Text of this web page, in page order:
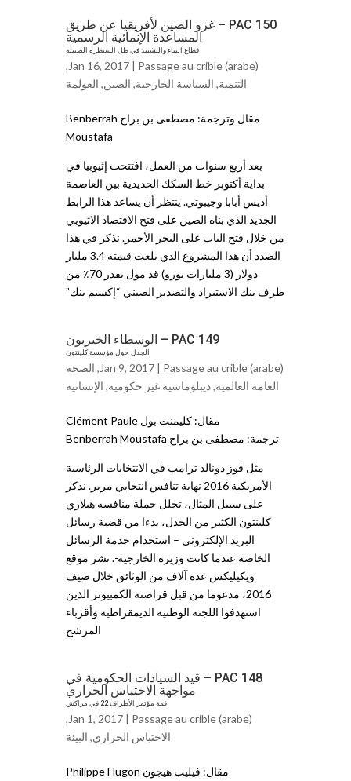
PAC 150 – غزو الصين لأفريقيا عن طريق
المساعدة الإنمائية الرسمية
قطاع البناء والتشييد في ظل السيطرة الصينية
Jan 16, 2017 | Passage au crible (arabe)
,
التنمية, السياسة الخارجية, ﺍلصين, ﺍلعولمة
مقال وترجمة: مصطفى بن براح Benberrah
Moustafa
بعد أربع سنوات من العمل، افتتحت إثيوبيا في
بداية أكتوبر خط السكك الحديدية بين العاصمة
أديس أبابا وجيبوتي. ينتظر أن يساعد هذا الرابط
الجديد الذي بناه الصين على فتح الاقتصاد الاثيوبي
من خلال فتح الباب على البحر الأحمر. نذكر في هذا
الصدد أن هذا المشروع الذي بلغت قيمته 3.4 مليار
دولار (3 مليارات يورو) قد مول بقدر 70٪ من
طرف بنك الاستيراد والتصدير الصيني “إكسيم بنك”
PAC 149 – الوسطاء الخيريون
الجدل حول مؤسسة كلينتون
Jan 9, 2017 | Passage au crible (arabe)
, الصحة
العامة العالمية,ديبلوماسية غير حكومية, ﺍلإنسانية
مقال: كليمنت بول Clément Paule
ترجمة: مصطفى بن براح Benberrah Moustafa
مثل فوز دونالد ترامب في الانتخابات الرئاسية
الأمريكية 2016 نهاية تنافس انتخابي مرير. نذكر
على سبيل المثال، تخلل حملة منافسه هيلاري
كلينتون الكثير من الجدل، بدءا من قضية رسائل
البريد الإلكتروني – استخدام خدمة الرسائل
الخاصة عندما كانت وزيرة الخارجية-. نشر موقع
ويكيليكس عدة آلاف من الوثائق خلال صيف
2016، مدعوما من قبل قراصنة الكمبيوتر الذين
استهدفوا اللجنة الوطنية الديمقراطية وأقرباء
المرشح
PAC 148 – قيد السيادات الحكومية في
مواجهة الاحتباس الحراري
قمة مؤتمر الأطراف 22 في مراكش
Jan 1, 2017 | Passage au crible (arabe)
,
الاحتباس الحراري, البيئة
مقال: فيليب هيجون Philippe Hugon